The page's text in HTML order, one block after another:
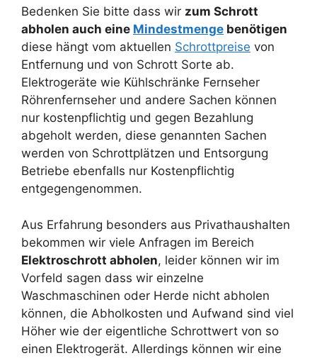
Bedenken Sie bitte dass wir zum Schrott
abholen auch eine Mindestmenge benötigen
diese hängt vom aktuellen Schrottpreise von
Entfernung und von Schrott Sorte ab.
Elektrogeräte wie Kühlschränke Fernseher
Röhrenfernseher und andere Sachen können
nur kostenpflichtig und gegen Bezahlung
abgeholt werden, diese genannten Sachen
werden von Schrottplätzen und Entsorgung
Betriebe ebenfalls nur Kostenpflichtig
entgegengenommen.
Aus Erfahrung besonders aus Privathaushalten
bekommen wir viele Anfragen im Bereich
Elektroschrott abholen, leider können wir im
Vorfeld sagen dass wir einzelne
Waschmaschinen oder Herde nicht abholen
können, die Abholkosten und Aufwand sind viel
Höher wie der eigentliche Schrottwert von so
einen Elektrogerät. Allerdings können wir eine